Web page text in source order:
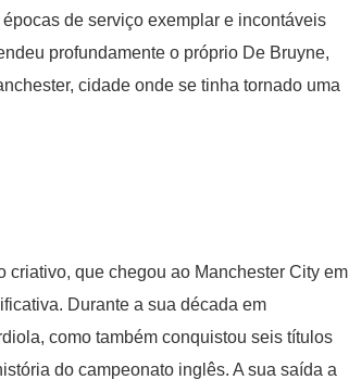
de serviço exemplar e incontáveis
profundamente o próprio De Bruyne,
cidade onde se tinha tornado uma
que chegou ao Manchester City em
Durante a sua década em
como também conquistou seis títulos
do campeonato inglês. A sua saída a